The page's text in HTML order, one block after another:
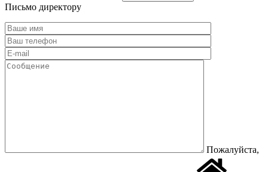
Письмо директору
Пожалуйста,